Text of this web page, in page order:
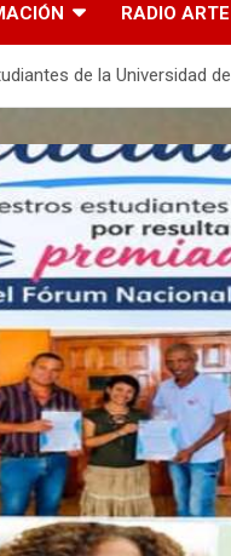
RADIO ARTE
de la Universidad